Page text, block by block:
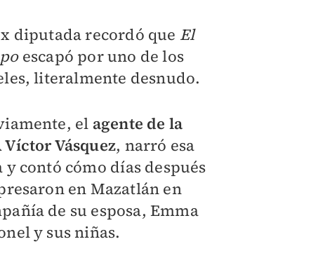
diputada recordó que El
escapó por uno de los
literalmente desnudo.
el agente de la
Víctor Vásquez, narró esa
y contó cómo días después
en Mazatlán en
de su esposa, Emma
y sus niñas.